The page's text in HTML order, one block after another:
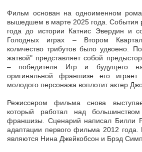
Фильм основан на одноименном
вышедшем в марте 2025 года. События
года до истории Катнис Эвердин и
Голодных играх – Втором
количество трибутов было удвоено.
жатвой" представляет собой
– победителя Игр и будущего
оригинальной франшизе его
молодого персонажа воплотит актер
Режиссером фильма снова
который работал над
франшизы. Сценарий написал Билли
адаптации первого фильма 2012
являются Нина Джейкобсон и Брэд